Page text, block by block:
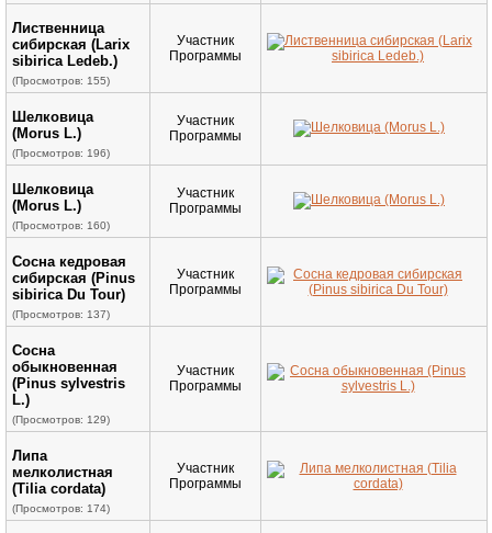
Лиственница
сибирская (Larix
sibirica Ledeb.)
(Просмотров: 155)
Участник
Программы
Шелковица
(Morus L.)
(Просмотров: 196)
Участник
Программы
Шелковица
(Morus L.)
(Просмотров: 160)
Участник
Программы
Cосна кедровая
сибирская (Pinus
sibirica Du Tour)
(Просмотров: 137)
Участник
Программы
Сосна
обыкновенная
(Pinus sylvestris
L.)
(Просмотров: 129)
Участник
Программы
Липа
мелколистная
(Tilia cordata)
(Просмотров: 174)
Участник
Программы